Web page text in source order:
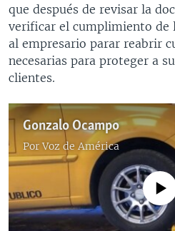
que después de revisar la
verificar el cumplimiento de
al empresario parar reabrir
necesarias para proteger a
clientes.
Gonzalo Ocampo
PorVoz de América
No media source